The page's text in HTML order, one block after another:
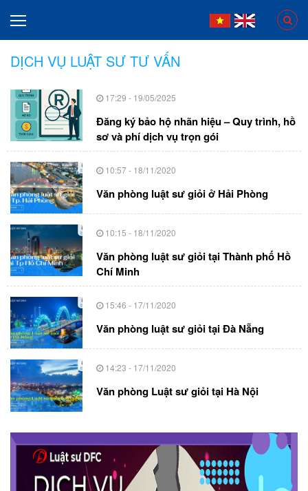
DỊCH VỤ LUẬT SƯ TƯ VẤN
17:29 - 19/05/2025
Đăng ký bảo hộ nhãn hiệu – Quy trình, hồ
sơ và phí dịch vụ trọn gói
10:57 - 18/11/2020
Văn phòng luật sư giỏi ở Hải Phòng
10:15 - 18/11/2020
Văn phòng luật sư giỏi tại Thành phố Hồ
Chí Minh
15:46 - 17/11/2020
Văn phòng luật sư giỏi tại Đà Nẵng
14:23 - 17/11/2020
Văn phòng Luật sư giỏi tại Hà Nội